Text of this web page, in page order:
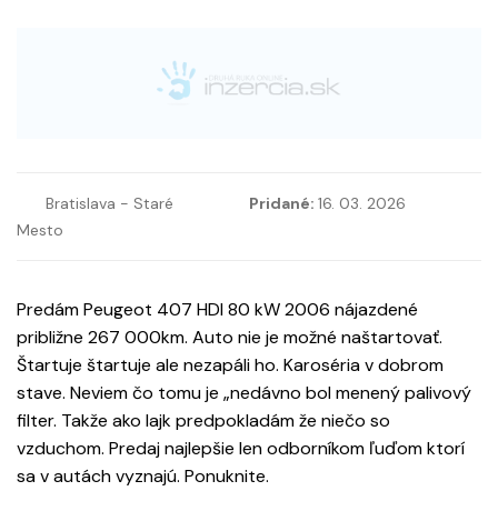
Bratislava - Staré
Mesto
Pridané: 16. 03. 2026
Predám Peugeot 407 HDI 80 kW 2006 nájazdené
približne 267 000km. Auto nie je možné naštartovať.
Štartuje štartuje ale nezapáli ho. Karoséria v dobrom
stave. Neviem čo tomu je „nedávno bol menený palivový
filter. Takže ako lajk predpokladám že niečo so
vzduchom. Predaj najlepšie len odborníkom ľuďom ktorí
sa v autách vyznajú. Ponuknite.